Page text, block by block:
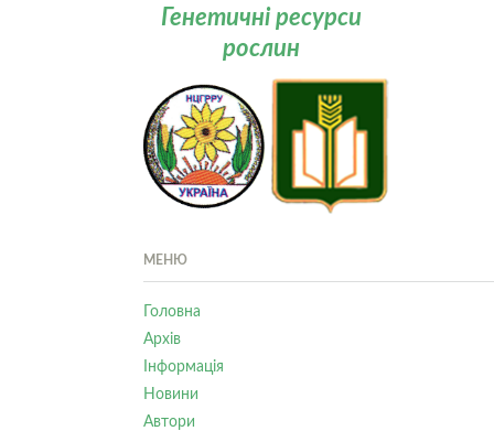
Генетичні ресурси
рослин
МЕНЮ
Головна
Архів
Інформація
Новини
Автори